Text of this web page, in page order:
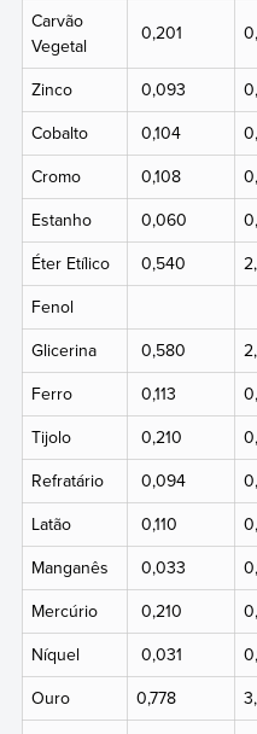
Carvão
Vegetal
0,201
Zinco 0,093
Cobalto
0,104
Cromo
0,108
Estanho
0,060
Éter Etílico
0,540
Fenol
Glicerina
0,580
Ferro
0,113
Tijolo
0,210
Refratário
0,094
Latão
0,110
Manganês
0,033
Mercúrio
0,210
Níquel
0,031
Ouro
0,778